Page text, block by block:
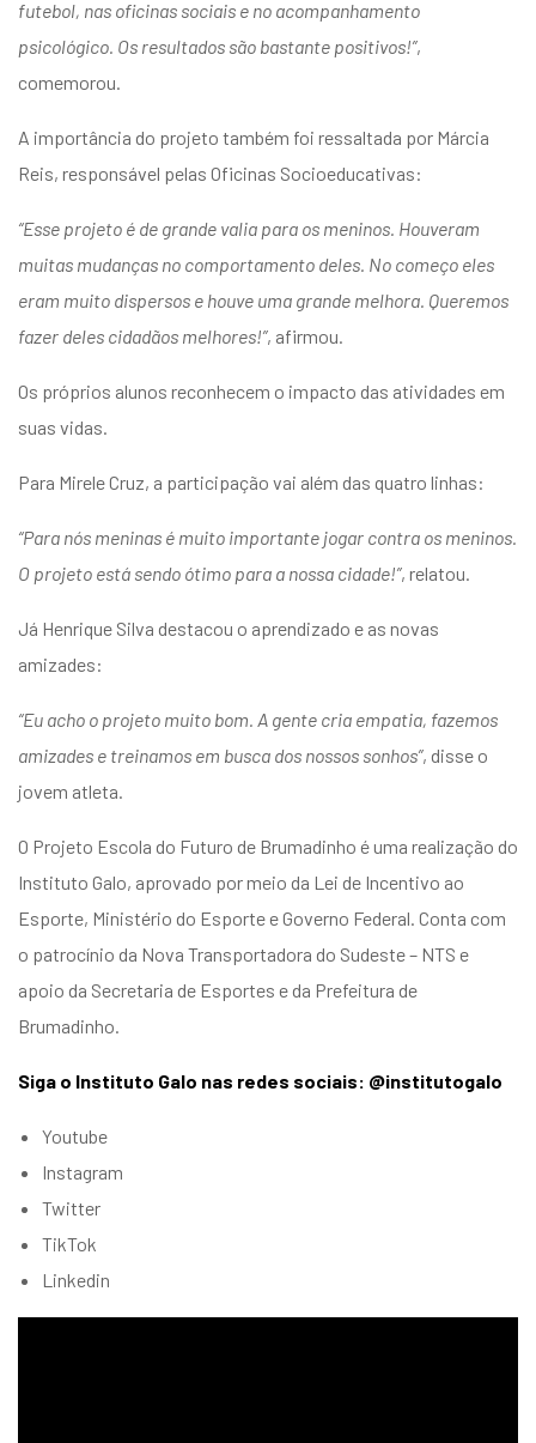
futebol, nas oficinas sociais e no acompanhamento
psicológico. Os resultados são bastante positivos!”,
comemorou.
A importância do projeto também foi ressaltada por Márcia
Reis, responsável pelas Oficinas Socioeducativas:
“Esse projeto é de grande valia para os meninos. Houveram
muitas mudanças no comportamento deles. No começo eles
eram muito dispersos e houve uma grande melhora. Queremos
fazer deles cidadãos melhores!”, afirmou.
Os próprios alunos reconhecem o impacto das atividades em
suas vidas.
Para Mirele Cruz, a participação vai além das quatro linhas:
“Para nós meninas é muito importante jogar contra os meninos.
O projeto está sendo ótimo para a nossa cidade!”, relatou.
Já Henrique Silva destacou o aprendizado e as novas
amizades:
“Eu acho o projeto muito bom. A gente cria empatia, fazemos
amizades e treinamos em busca dos nossos sonhos”, disse o
jovem atleta.
O Projeto Escola do Futuro de Brumadinho é uma realização do
Instituto Galo, aprovado por meio da Lei de Incentivo ao
Esporte, Ministério do Esporte e Governo Federal. Conta com
o patrocínio da Nova Transportadora do Sudeste – NTS e
apoio da Secretaria de Esportes e da Prefeitura de
Brumadinho.
Siga o Instituto Galo nas redes sociais: @institutogalo
Youtube
Instagram
Twitter
TikTok
Linkedin